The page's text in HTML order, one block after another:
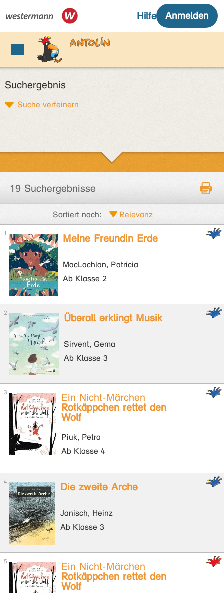
Suchergebnis
Suche verfeinern
19 Suchergebnisse
Sortiert nach:
Meine Freundin Erde
MacLachlan, Patricia
Ab Klasse 2
Überall erklingt Musik
Sirvent, Gema
Ab Klasse 3
Ein Nicht-Märchen
Rotkäppchen rettet den
Wolf
Piuk, Petra
Ab Klasse 4
Die zweite Arche
Janisch, Heinz
Ab Klasse 3
Ein Nicht-Märchen
Rotkäppchen rettet den
Wolf